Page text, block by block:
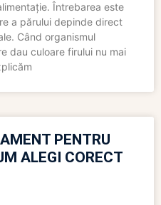
Întrebarea este
a părului depinde direct
Când organismul
dau culoare firului nu mai
PENTRU
ALEGI CORECT